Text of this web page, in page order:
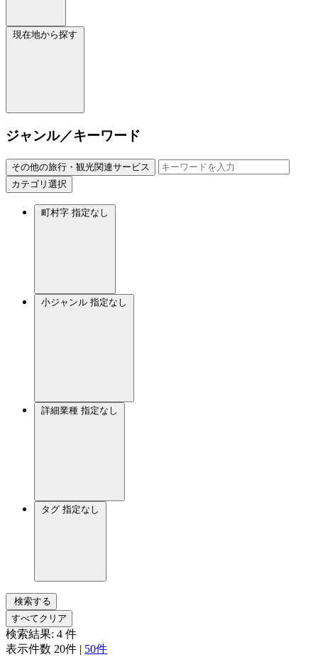
現在地から探す
ジャンル／キーワード
その他の旅行・観光関連サービス
カテゴリ選択
町村字 指定なし
小ジャンル 指定なし
詳細業種 指定なし
タグ 指定なし
検索する
すべてクリア
検索結果: 4 件
表示件数 20件 | 50件